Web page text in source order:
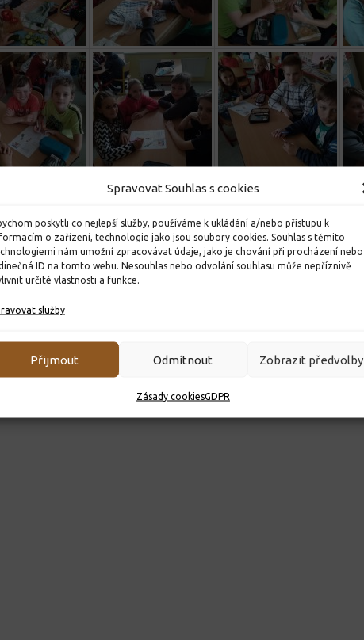
Spravovat Souhlas s cookies
poskytli co nejlepší služby, používáme k ukládání a/nebo přístupu k
o zařízení, technologie jako jsou soubory cookies. Souhlas s těmito
nám umožní zpracovávat údaje, jako je chování při procházení nebo
ID na tomto webu. Nesouhlas nebo odvolání souhlasu může nepříznivě
určité vlastnosti a funkce.
služby
Přijmout Odmítnout Zobrazit předvolby
Zásady cookiesGDPR